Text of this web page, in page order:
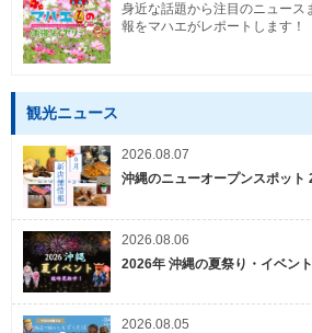
身近な話題から注目のニュース
報をマハエがレポートします！
観光ニュース
2026.08.07
沖縄のニューオープンスポット
2026.08.06
2026年 沖縄の夏祭り・イベン
2026.08.05